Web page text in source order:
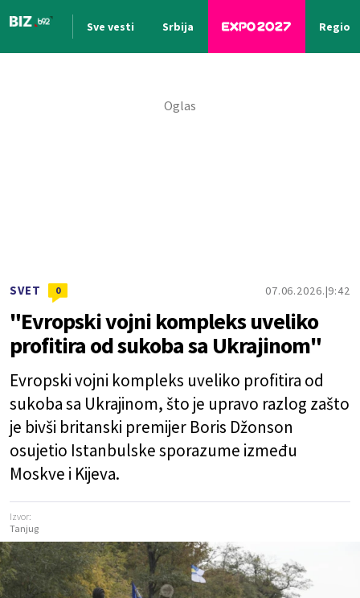
Sve vesti Srbija Region
SVET 0 07.06.2026. 9:42
"Evropski vojni kompleks uveliko
profitira od sukoba sa Ukrajinom"
Evropski vojni kompleks uveliko profitira od
sukoba sa Ukrajinom, što je upravo razlog zašto
je bivši britanski premijer Boris Džonson
osujetio Istanbulske sporazume između
Moskve i Kijeva.
Izvor:
Tanjug